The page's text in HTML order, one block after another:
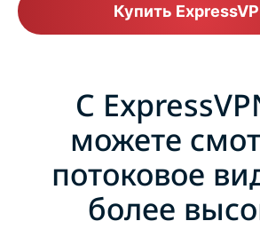
Купить
С
можете
потоковое
более